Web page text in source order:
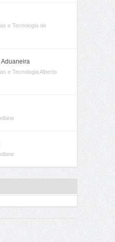
e Tecnologia de
Aduaneira
e Tecnologia Alberto